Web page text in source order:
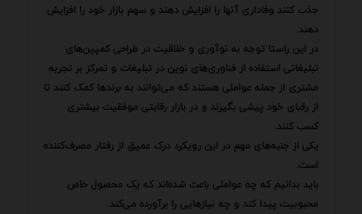
جذب کنند وفاداری آنها را افزایش دهند و سهم بازار خود را افزایش
دهند.
در این راستا توجه به نوآوری و خلاقیت در طراحی کمپین‌های
تبلیغاتی استفاده از فناوری‌های نوین در تبلیغات و تمرکز بر تجربه
مشتری از جمله عواملی هستند که می‌توانند به برندها کمک کنند تا
از رقبای خود پیشی بگیرند و در بازار رقابتی موفقیت بیشتری
کسب کنند.
یکی از جنبه‌های مهم در این رویکرد درک عمیق از رفتار مصرف‌کننده
است.
باید بدانیم که چه عواملی باعث شده‌اند که یک محصول خاص
محبوبیت پیدا کند و چه نیازهایی را برآورده می‌کند.